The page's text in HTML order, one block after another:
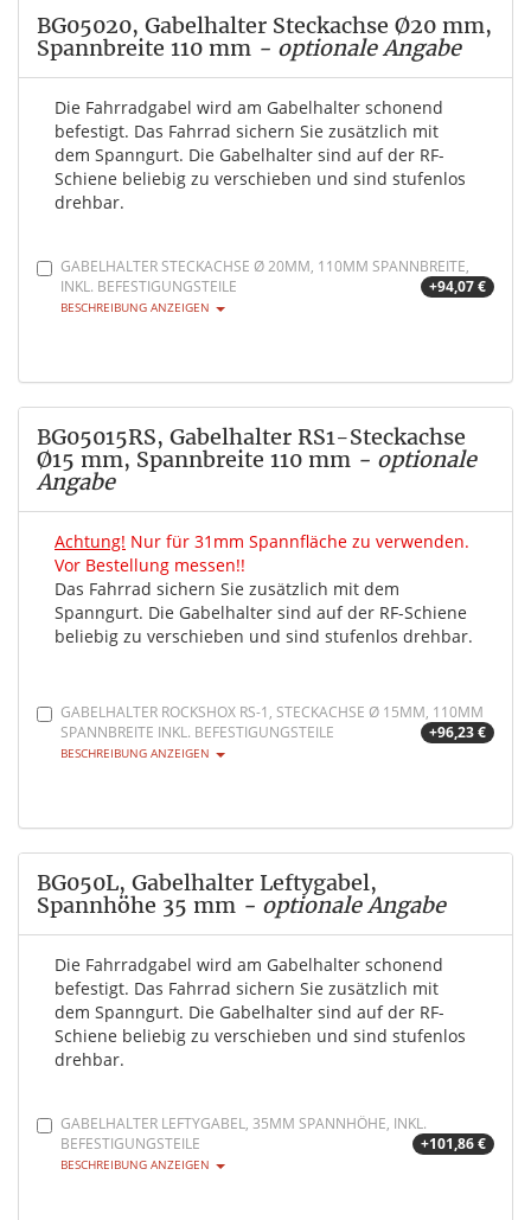
BG05020, Gabelhalter Steckachse Ø20 mm,
Spannbreite 110 mm - optionale Angabe
Die Fahrradgabel wird am Gabelhalter schonend
befestigt. Das Fahrrad sichern Sie zusätzlich mit
dem Spanngurt. Die Gabelhalter sind auf der RF-
Schiene beliebig zu verschieben und sind stufenlos
drehbar.
GABELHALTER STECKACHSE Ø 20MM, 110MM SPANNBREITE,
INKL. BEFESTIGUNGSTEILE
+94,07 €
BESCHREIBUNG ANZEIGEN
BG05015RS, Gabelhalter RS1-Steckachse
Ø15 mm, Spannbreite 110 mm - optionale
Angabe
Achtung! Nur für 31mm Spannfläche zu verwenden.
Vor Bestellung messen!!
Das Fahrrad sichern Sie zusätzlich mit dem
Spanngurt. Die Gabelhalter sind auf der RF-Schiene
beliebig zu verschieben und sind stufenlos drehbar.
GABELHALTER ROCKSHOX RS-1, STECKACHSE Ø 15MM, 110MM
SPANNBREITE INKL. BEFESTIGUNGSTEILE
+96,23 €
BESCHREIBUNG ANZEIGEN
BG050L, Gabelhalter Leftygabel,
Spannhöhe 35 mm - optionale Angabe
Die Fahrradgabel wird am Gabelhalter schonend
befestigt. Das Fahrrad sichern Sie zusätzlich mit
dem Spanngurt. Die Gabelhalter sind auf der RF-
Schiene beliebig zu verschieben und sind stufenlos
drehbar.
GABELHALTER LEFTYGABEL, 35MM SPANNHÖHE, INKL.
BEFESTIGUNGSTEILE
+101,86 €
BESCHREIBUNG ANZEIGEN